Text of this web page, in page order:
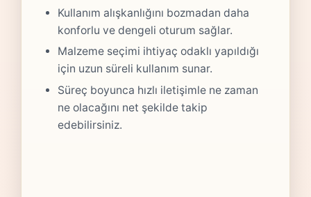
Kullanım alışkanlığını bozmadan daha
konforlu ve dengeli oturum sağlar.
Malzeme seçimi ihtiyaç odaklı yapıldığı
için uzun süreli kullanım sunar.
Süreç boyunca hızlı iletişimle ne zaman
ne olacağını net şekilde takip
edebilirsiniz.